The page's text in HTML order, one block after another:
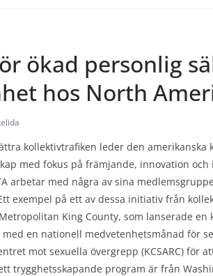
ökad personlig
hos North
kollektivtrafiken leder den amerikanska
med fokus på främjande, innovation
arbetar med några av sina
exempel på ett av dessa initiativ från
King County, som lanserade
en nationell medvetenhetsmånad för
mot sexuella övergrepp (KCSARC) för
trygghetsskapande program är från